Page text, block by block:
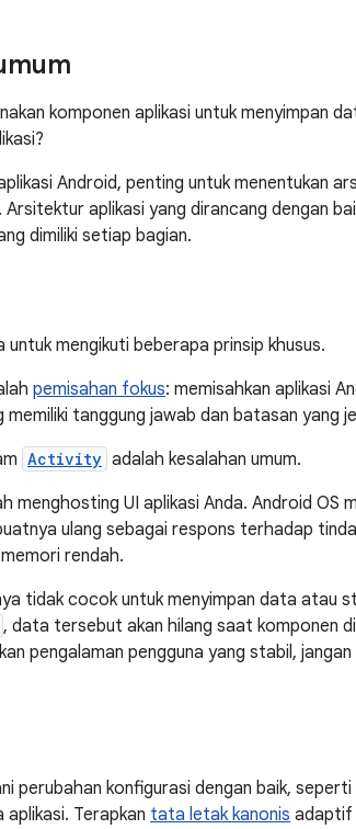
komponen aplikasi untuk menyimpan
Android, penting untuk menentukan
Arsitektur aplikasi yang dirancang dengan
dimiliki setiap bagian.
mengikuti beberapa prinsip khusus.
pemisahan fokus: memisahkan aplikasi
tanggung jawab dan batasan yang
Activity adalah kesalahan umum.
menghosting UI aplikasi Anda. Android OS
ulang sebagai respons terhadap
rendah.
tidak cocok untuk menyimpan data atau
, data tersebut akan hilang saat komponen
pengalaman pengguna yang stabil,
perubahan konfigurasi dengan baik, seperti
Terapkan tata letak kanonis adaptif